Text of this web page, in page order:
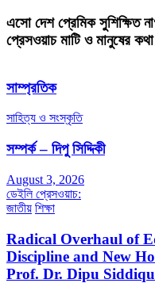
এসো দেশ প্রেমিক সুশিক্ষিত
প্রেসওয়াচ মাটি ও মানুষের
সাম্প্রতিক
সাহিত্য ও সংস্কৃতি
সম্পর্ক – দিপু সিদ্দিকী
August 3, 2026
ডেইলি প্রেসওয়াচ:
জাতীয় শিক্ষা
Radical Overhaul of
Discipline and New
Prof. Dr. Dipu